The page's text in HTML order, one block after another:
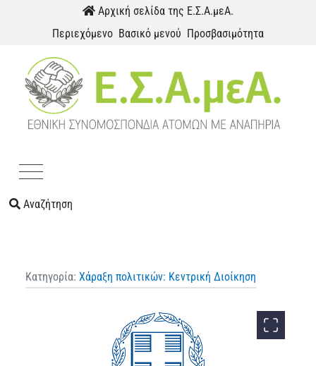
Παράκαμψη προς το περιεχόμενοΑρχική σελίδα της Ε.Σ.Α.μεΑ.
Περιεχόμενο Βασικό μενού Προσβασιμότητα
Αναζήτηση
Κατηγορία: Χάραξη πολιτικών: Κεντρική Διοίκηση